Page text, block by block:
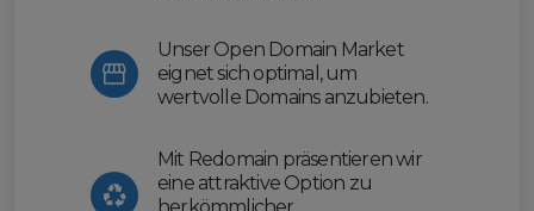
Unser Open Domain Market
eignet sich optimal, um
wertvolle Domains anzubieten.
Mit Redomain präsentieren wir
eine attraktive Option zu